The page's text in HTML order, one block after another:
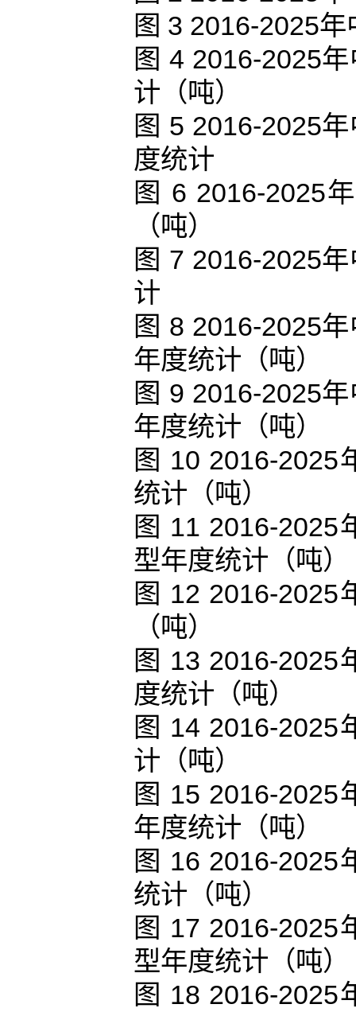
图 3 2016-2025
图 4 2016-2025
计（吨）
图 5 2016-2025
度统计
图 6 2016-2025
（吨）
图 7 2016-2025
计
图 8 2016-2025
年度统计（吨）
图 9 2016-2025
年度统计（吨）
图 10 2016-2025
统计（吨）
图 11 2016-2025
型年度统计（吨）
图 12 2016-2025
（吨）
图 13 2016-2025
度统计（吨）
图 14 2016-2025
计（吨）
图 15 2016-2025
年度统计（吨）
图 16 2016-2025
统计（吨）
图 17 2016-2025
型年度统计（吨）
图 18 2016-2025